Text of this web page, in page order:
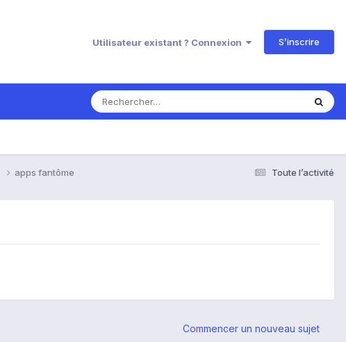
Utilisateur existant ? Connexion S’inscrire
Toute l’activité
apps fantôme
Commencer un nouveau sujet